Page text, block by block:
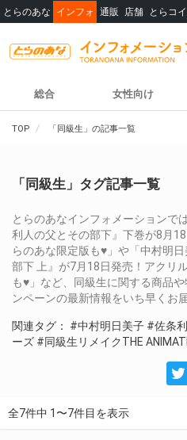
とらのあな インフォ 通販 店舗 とらコ
総合 女性向け
TOP 「同級生」の記事一覧
「同級生」タグ記事一覧
とらのあなインフォメーションで
利人の父とその部下』下巻が8月
らのあな限定版も♥」や「中村明
部下 上』が7月18日発売！アクリ
も♥」など、同級生に関する商品
ンペーンの最新情報をいち早くお
関連タグ： #中村明日美子 #佐条
ーズ #同級生リメイクTHE
全7件中 1〜7件目を表示